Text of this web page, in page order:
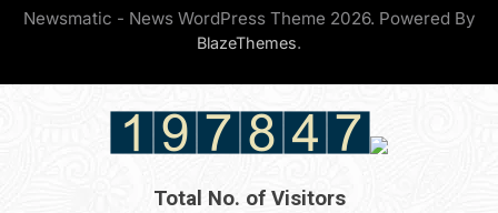
Newsmatic - News WordPress Theme 2026. Powered By
BlazeThemes.
Total No. of Visitors